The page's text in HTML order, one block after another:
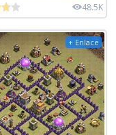
48.5K
+ Enlace